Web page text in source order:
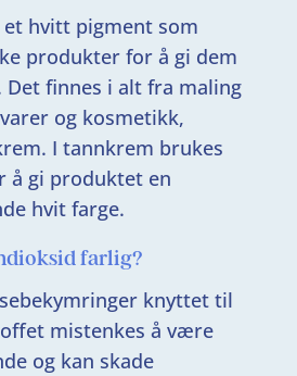
hvitt pigment som
produkter for å gi dem
Det finnes i alt fra maling
og kosmetikk,
I tannkrem brukes
gi produktet en
hvit farge.
farlig?
knyttet til
mistenkes å være
og kan skade